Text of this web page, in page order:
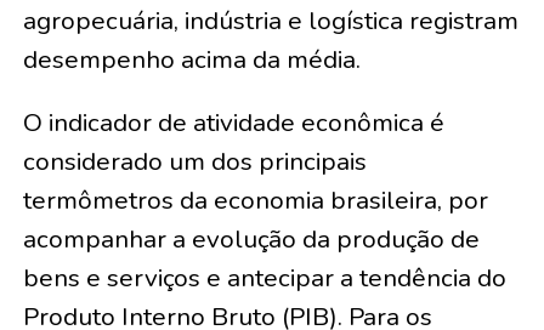
agropecuária, indústria e logística registram
desempenho acima da média.
O indicador de atividade econômica é
considerado um dos principais
termômetros da economia brasileira, por
acompanhar a evolução da produção de
bens e serviços e antecipar a tendência do
Produto Interno Bruto (PIB). Para os